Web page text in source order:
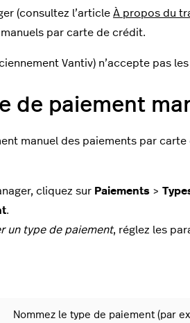
(consultez l’article À propos du
par carte de crédit.
Vantiv) n’accepte pas
de paiement
manuel des paiements par
cliquez sur Paiements >
.
un type de paiement, réglez les
Nommez le type de paiement (par